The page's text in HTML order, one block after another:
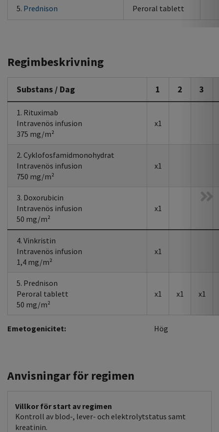
5. Prednison Peroral tablett
Regimbeskrivning
Substans / Dag 1 2 3
1. Rituximab
Intravenös infusion
375 mg/m²
x1
2. Cyklofosfamidmonohydrat
Intravenös infusion
750 mg/m²
x1
3. Doxorubicin
Intravenös infusion
50 mg/m²
x1
4. Vinkristin
Intravenös infusion
1,4 mg/m²
x1
5. Prednison
Peroral tablett
50 mg/m²
x1 x1 x1
Emetogenicitet: Hög
Anvisningar för regimen
Villkor för start av regimen
Kontroll av blod-, lever- och elektrolytstatus samt
kreatinin.